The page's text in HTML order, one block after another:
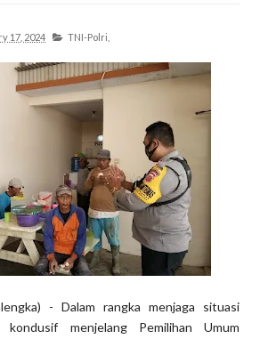
17, 2024 TNI-Polri,
- Dalam rangka menjaga situasi
kondusif menjelang Pemilihan Umum